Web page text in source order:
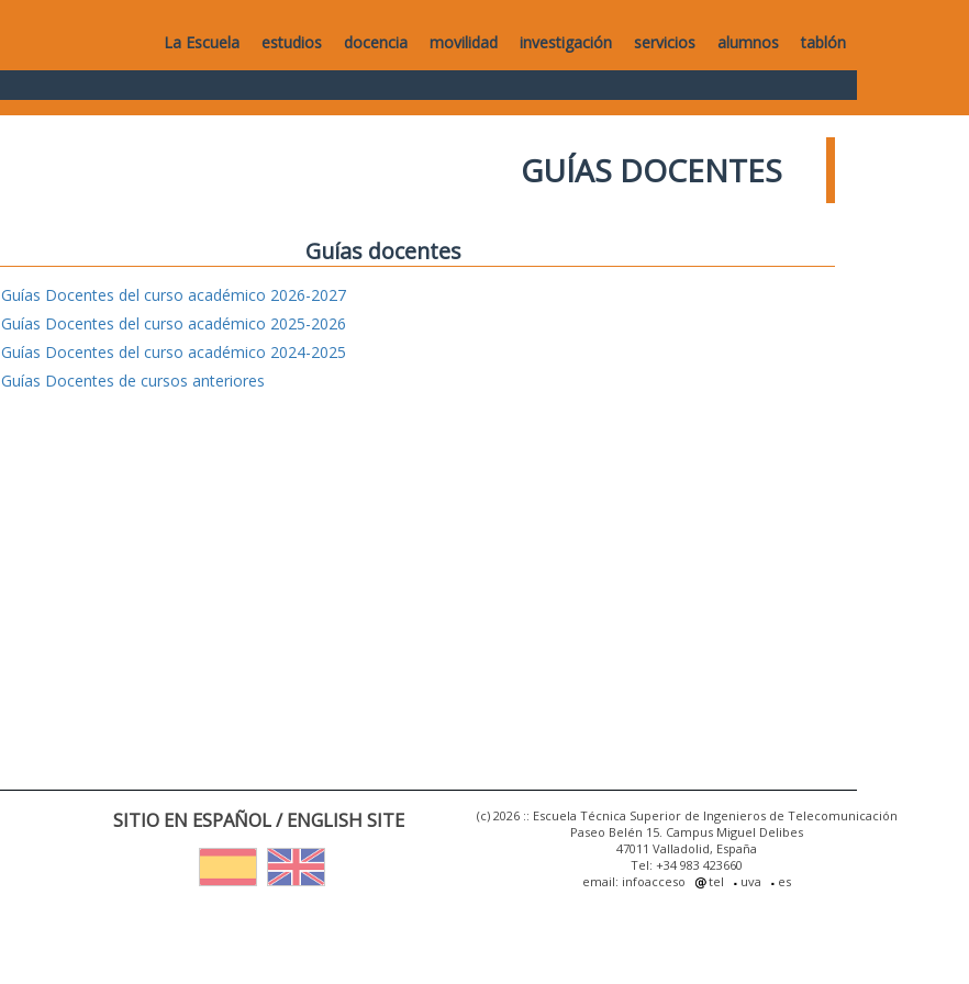
La Escuela estudios docencia movilidad investigación servicios alumnos tablón
GUÍAS DOCENTES
Guías docentes
Guías Docentes del curso académico 2026-2027
Guías Docentes del curso académico 2025-2026
Guías Docentes del curso académico 2024-2025
Guías Docentes de cursos anteriores
SITIO EN ESPAÑOL / ENGLISH SITE
(c) 2026 :: Escuela Técnica Superior de Ingenieros de Telecomunicación
Paseo Belén 15. Campus Miguel Delibes
47011 Valladolid, España
Tel: +34 983 423660
email: infoacceso
tel uva es